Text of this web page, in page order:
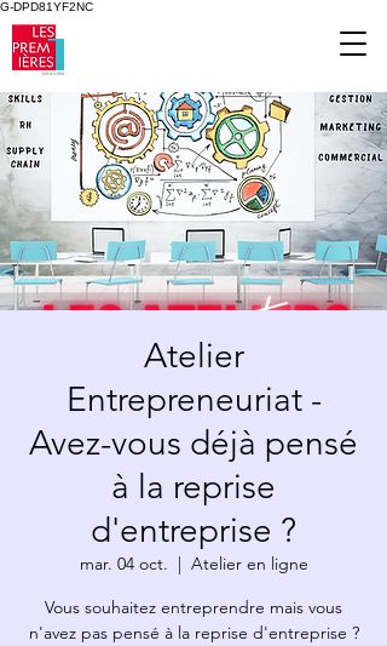
G-DPD81YF2NC
Atelier
Entrepreneuriat -
Avez-vous déjà pensé
à la reprise
d'entreprise ?
mar. 04 oct.
  |
Atelier en ligne
Vous souhaitez entreprendre mais vous
n'avez pas pensé à la reprise d'entreprise ?